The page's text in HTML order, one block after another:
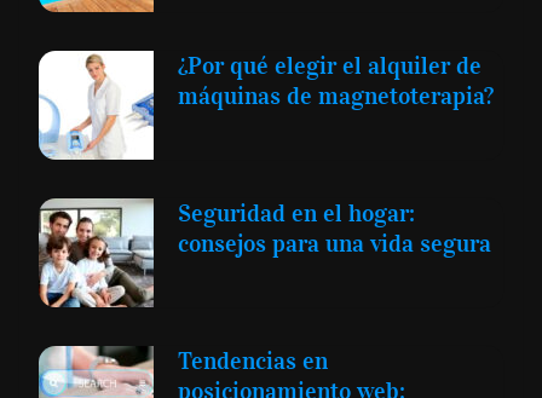
¿Por qué elegir el alquiler de
máquinas de magnetoterapia?
Seguridad en el hogar:
consejos para una vida segura
Tendencias en
posicionamiento web: